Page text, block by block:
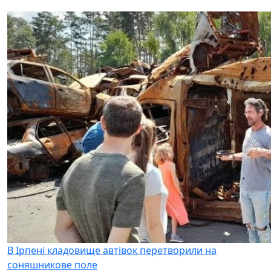
В Ірпені кладовище автівок перетворили на
соняшникове поле